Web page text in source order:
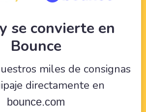
se convierte en
Bounce
miles de consignas
directamente en
bounce.com